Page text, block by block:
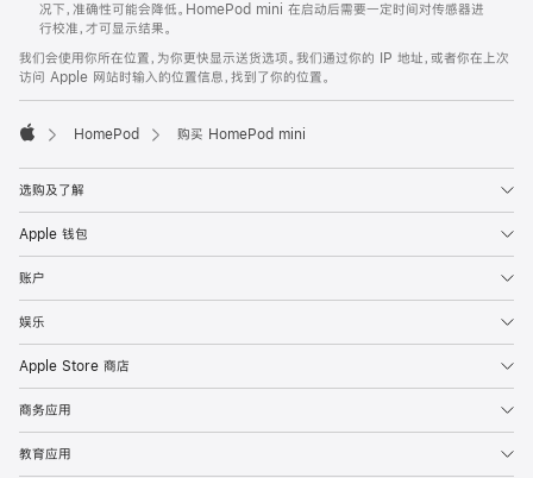
况下，准确性可能会降低。HomePod mini 在启动后需要一定时间对传感器进
行校准，才可显示结果。
我们会使用你所在位置，为你更快显示送货选项。我们通过你的 IP 地址，或者你在上次
访问 Apple 网站时输入的位置信息，找到了你的位置。
HomePod 购买 HomePod mini
选购及了解
Apple 钱包
账户
娱乐
Apple Store 商店
商务应用
教育应用